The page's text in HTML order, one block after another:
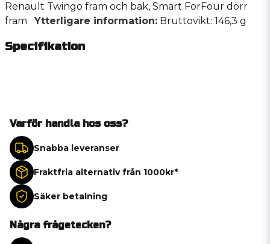
Renault Twingo fram och bak, Smart ForFour dörr
fram Ytterligare information: Bruttovikt: 146,3 g
Specifikation
Varför handla hos oss?
Snabba leveranser
Fraktfria alternativ från 1000kr*
Säker betalning
Några frågetecken?